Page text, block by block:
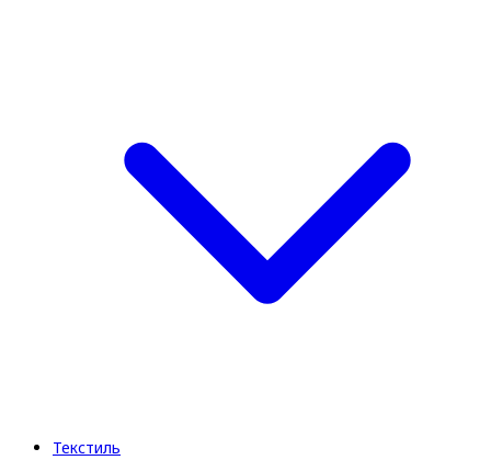
Текстиль